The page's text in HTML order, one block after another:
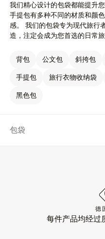
我们精心设计的包袋都能提升
手提包有多种不同的材质和颜
感。 我们的包袋专为现代旅行
造，注定会成为您首选的日常旅
背包 公文包 斜挎包
手提包 旅行衣物收纳袋
黑色包
包袋
德
每件产品均经过